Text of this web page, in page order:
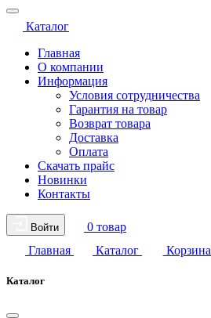
Каталог
Главная
О компании
Информация
Условия сотрудничества
Гарантия на товар
Возврат товара
Доставка
Оплата
Скачать прайс
Новинки
Контакты
Войти
0 товар
Главная
Каталог Корзина
Каталог